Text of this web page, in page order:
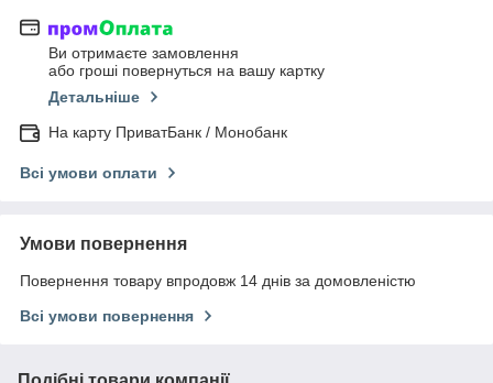
Ви отримаєте замовлення
або гроші повернуться на вашу картку
Детальніше
На карту ПриватБанк / Монобанк
Всі умови оплати
Умови повернення
Повернення товару впродовж 14 днів за домовленістю
Всі умови повернення